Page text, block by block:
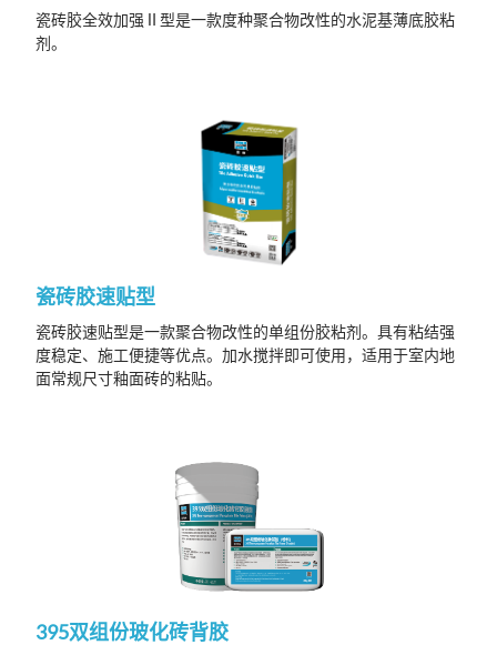
瓷砖胶全效加强Ⅱ型是一款度种聚合物改性的水泥基薄底胶粘
剂。
瓷砖胶速贴型
瓷砖胶速贴型是一款聚合物改性的单组份胶粘剂。具有粘结强
度稳定、施工便捷等优点。加水搅拌即可使用，适用于室内地
面常规尺寸釉面砖的粘贴。
395双组份玻化砖背胶